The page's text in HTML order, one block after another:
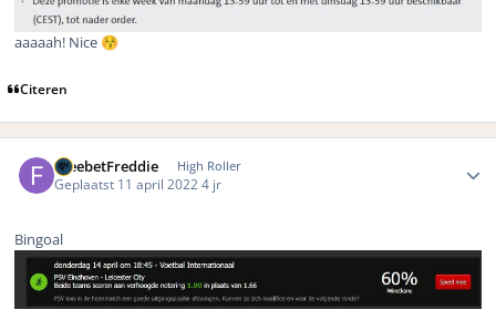
aaaaah! Nice 😚
Citeren
FreebetFreddie High Roller
Geplaatst 11 april 20224 jr
Bingoal